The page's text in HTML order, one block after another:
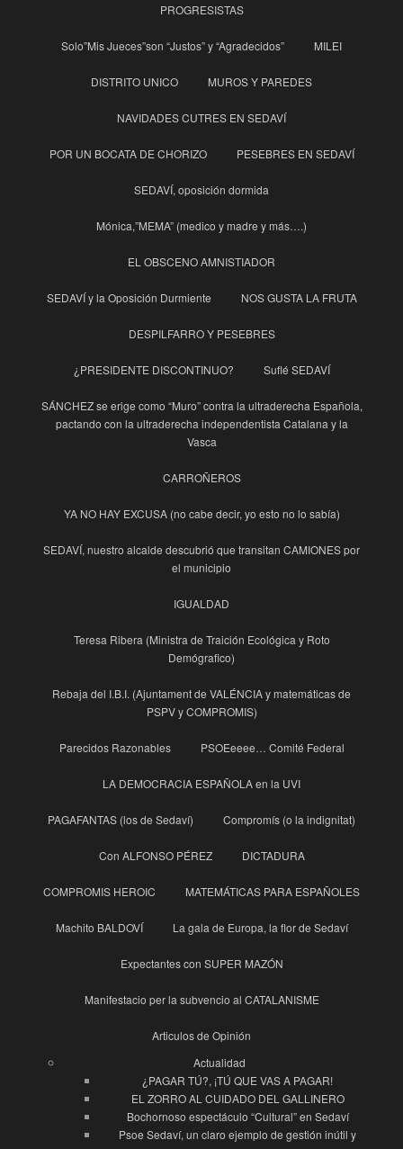
PROGRESISTAS
Solo”Mis Jueces”son “Justos” y “Agradecidos” MILEI
DISTRITO UNICO MUROS Y PAREDES
NAVIDADES CUTRES EN SEDAVÍ
POR UN BOCATA DE CHORIZO PESEBRES EN SEDAVÍ
SEDAVÍ, oposición dormida
Mónica,”MEMA” (medico y madre y más….)
EL OBSCENO AMNISTIADOR
SEDAVÍ y la Oposición Durmiente NOS GUSTA LA FRUTA
DESPILFARRO Y PESEBRES
¿PRESIDENTE DISCONTINUO? Suflé SEDAVÍ
SÁNCHEZ se erige como “Muro” contra la ultraderecha Española,
pactando con la ultraderecha independentista Catalana y la
Vasca
CARROÑEROS
YA NO HAY EXCUSA (no cabe decir, yo esto no lo sabía)
SEDAVÍ, nuestro alcalde descubrió que transitan CAMIONES por
el municipio
IGUALDAD
Teresa Ribera (Ministra de Traición Ecológica y Roto
Demógrafico)
Rebaja del I.B.I. (Ajuntament de VALÉNCIA y matemáticas de
PSPV y COMPROMIS)
Parecidos Razonables PSOEeeee… Comité Federal
LA DEMOCRACIA ESPAÑOLA en la UVI
PAGAFANTAS (los de Sedaví) Compromís (o la indignitat)
Con ALFONSO PÉREZ DICTADURA
COMPROMIS HEROIC MATEMÁTICAS PARA ESPAÑOLES
Machito BALDOVÍ La gala de Europa, la flor de Sedaví
Expectantes con SUPER MAZÓN
Manifestacio per la subvencio al CATALANISME
Articulos de Opinión
Actualidad
¿PAGAR TÚ?, ¡TÚ QUE VAS A PAGAR!
EL ZORRO AL CUIDADO DEL GALLINERO
Bochornoso espectáculo “Cultural” en Sedaví
Psoe Sedaví, un claro ejemplo de gestión inútil y